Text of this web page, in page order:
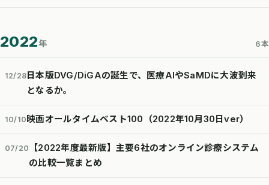
2022年 6本
12/28日本版DVG/DiGAの誕生で、医療AIやSaMDに大波到来
となるか。
10/10映画オールタイムベスト100（2022年10月30日ver）
07/20
【2022年度最新版】主要6社のオンライン診療システム
の比較一覧まとめ